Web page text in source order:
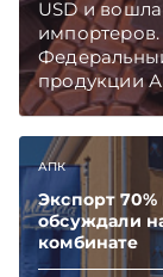
USD и
продукции
чем в
АПК
Экспорт
обсуждали
комбинате